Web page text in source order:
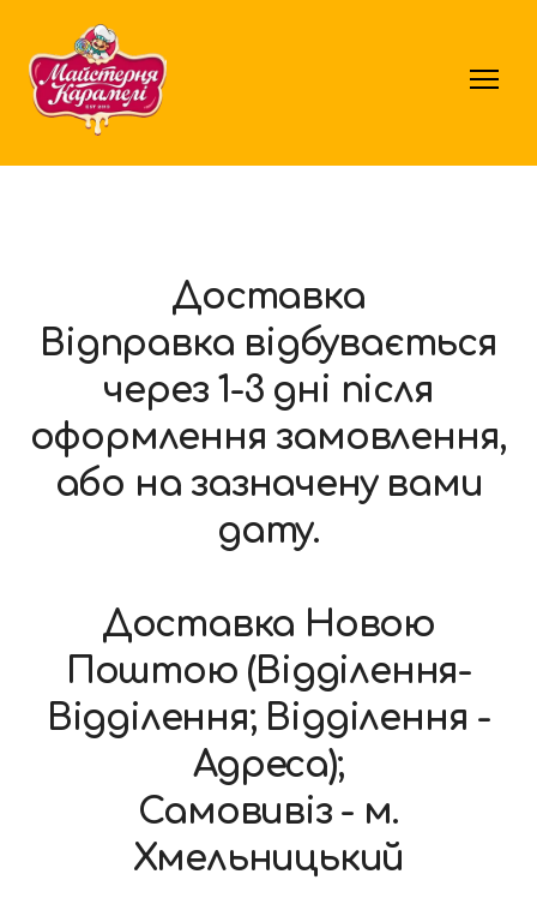
Доставка
Відправка відбувається
через 1-3 дні після
оформлення замовлення,
або на зазначену вами
дату.
Доставка Новою
Поштою (Відділення-
Відділення; Відділення -
Адреса);
Самовивіз - м.
Хмельницький